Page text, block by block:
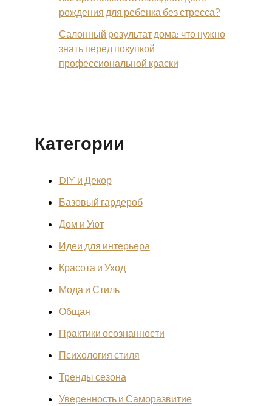
рождения для ребенка без стресса?
Салонный результат дома: что нужно
знать перед покупкой
профессиональной краски
Категории
DIY и Декор
Базовый гардероб
Дом и Уют
Идеи для интерьера
Красота и Уход
Мода и Стиль
Общая
Практики осознанности
Психология стиля
Тренды сезона
Уверенность и Саморазвитие